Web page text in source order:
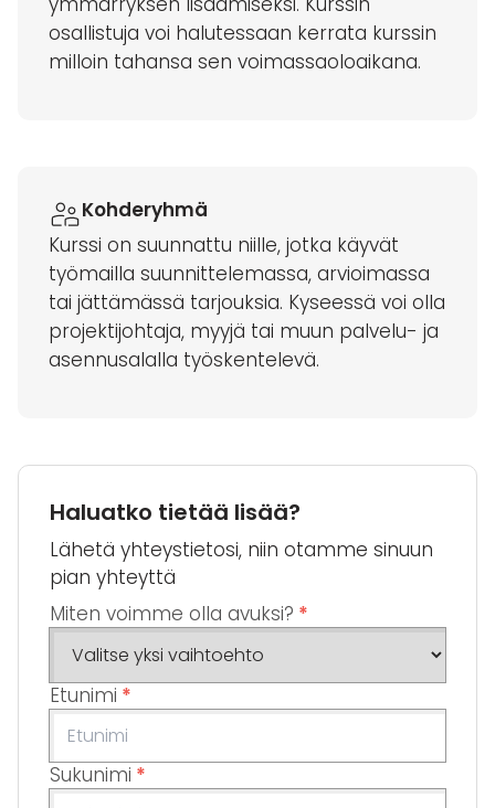
osallistuja voi halutessaan kerrata kurssin
milloin tahansa sen voimassaoloaikana.
Kohderyhmä
Kurssi on suunnattu niille, jotka käyvät
työmailla suunnittelemassa, arvioimassa
tai jättämässä tarjouksia. Kyseessä voi olla
projektijohtaja, myyjä tai muun palvelu- ja
asennusalalla työskentelevä.
Haluatko tietää lisää?
Lähetä yhteystietosi, niin otamme sinuun
pian yhteyttä
Miten voimme olla avuksi? *
Etunimi *
Sukunimi *